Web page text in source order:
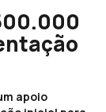
apoio